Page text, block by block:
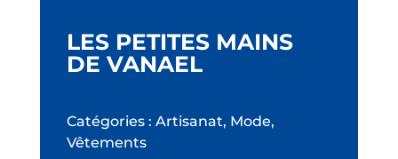
LES PETITES MAINS
DE VANAEL
Catégories : Artisanat, Mode,
Vêtements